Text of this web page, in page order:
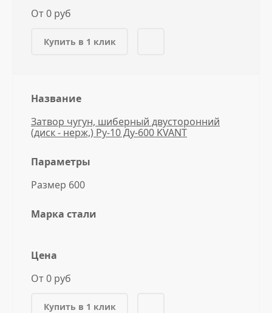
От 0 руб
Купить в 1 клик
Название
Затвор чугун, шиберный двусторонний
(диск - нерж,) Ру-10 Ду-600 KVANT
Параметры
Размер 600
Марка стали
Цена
От 0 руб
Купить в 1 клик